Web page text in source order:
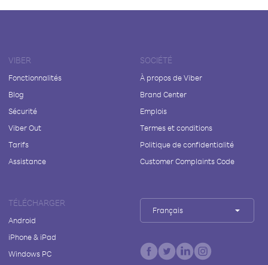
VIBER
Fonctionnalités
Blog
Sécurité
Viber Out
Tarifs
Assistance
SOCIÉTÉ
À propos de Viber
Brand Center
Emplois
Termes et conditions
Politique de confidentialité
Customer Complaints Code
TÉLÉCHARGER
Android
iPhone & iPad
Windows PC
Français